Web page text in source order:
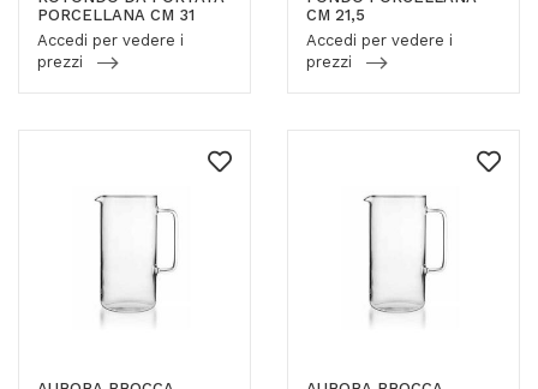
PORCELLANA CM 31
Accedi per vedere i
prezzi
CM 21,5
Accedi per vedere i
prezzi